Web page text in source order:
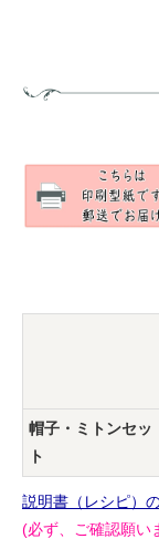
帽子・ミトンセッ
ト
説明書（レシピ）
(必ず、ご確認願い